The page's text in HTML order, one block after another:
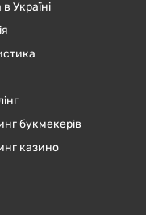
в Україні
букмекерів
казино